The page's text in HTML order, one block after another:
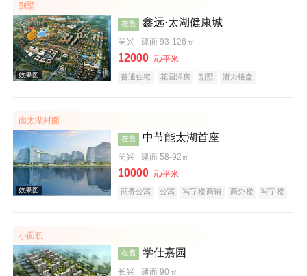
效果图
别墅
效果图
在售 鑫远·太湖健康城
吴兴 建面 93-126㎡
12000 元/平米
普通住宅 花园洋房 别墅
潜力楼盘
南太湖封面
在售 中节能太湖首座
吴兴 建面 58-92㎡
10000 元/平米
商务公寓 公寓 写字楼商铺 商办楼
写字楼
小面积
在售 学仕嘉园
长兴 建面 90㎡